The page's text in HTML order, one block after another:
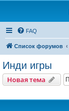
FAQ
Список форумов
Инди игры
Новая тема